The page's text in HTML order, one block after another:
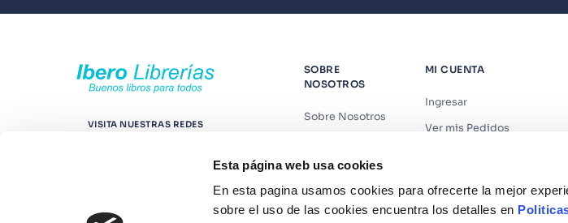
Esta página web usa cookies
En esta pagina usamos cookies para ofrecerte la mejor
sobre el uso de las cookies encuentra los detalles en
VISITA NUESTRAS REDES
SOBRE
NOSOTROS
Sobre Nosotros
Contáctanos
Suscríbete
MI CUENTA
Ingresar
Ver mis Pedidos
Recuperar Contraseña